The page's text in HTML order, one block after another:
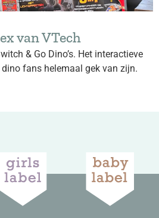
van VTech
& Go Dino’s. Het interactieve
fans helemaal gek van zijn.